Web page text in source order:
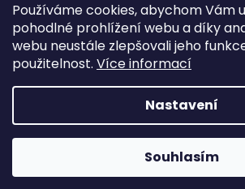
Používáme cookies, abychom Vám
pohodlné prohlížení webu a díky
webu neustále zlepšovali jeho
použitelnost. Více informací
Nastavení
Souhlasím
Obchodní podmínky
Podmínky ochrany osobních údajů
Vytvořil Shoptet
Gamehole. Všechna